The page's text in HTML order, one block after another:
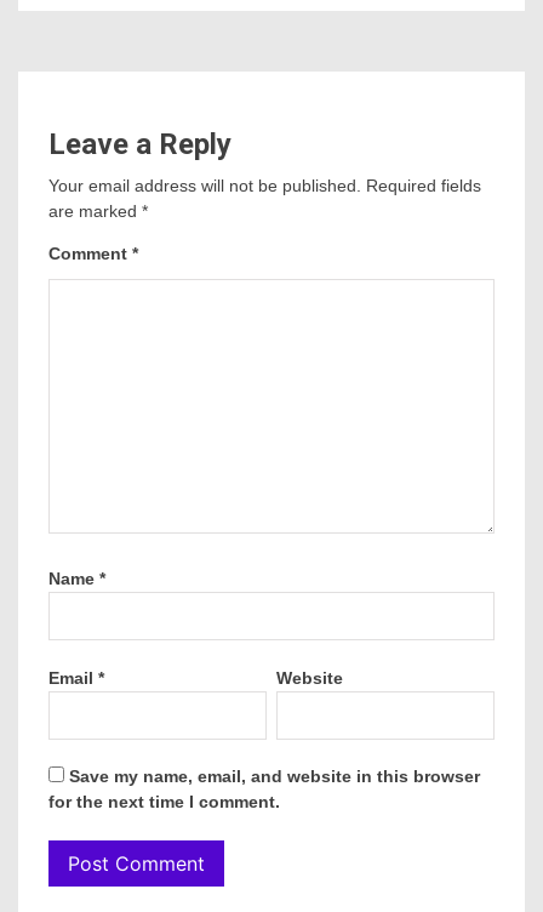
Leave a Reply
Your email address will not be published.
Required fields
are marked *
Comment *
Name *
Email * Website
Save my name, email, and website in this browser
for the next time I comment.